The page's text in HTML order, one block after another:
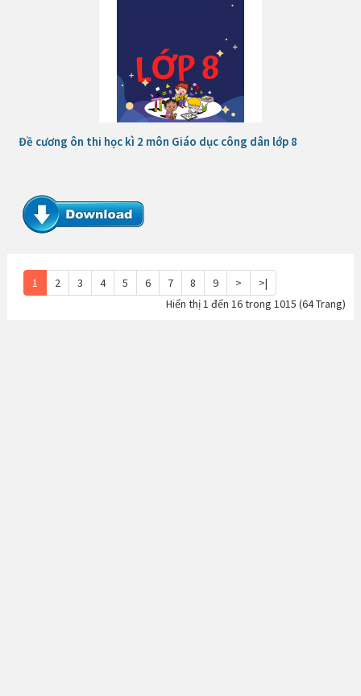
Đề cương ôn thi học kì 2 môn Giáo dục công dân lớp 8
1 2 3 4 5 6 7 8 9 >
>|
Hiển thị 1 đến 16 trong 1015 (64 Trang)